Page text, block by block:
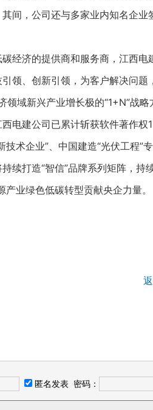
间，公司还与多家业内知名企
济的提供商和服务商，江西电
领、创新引领，为客户解决问题
领域新兴产业增长极的“1+N”战
建公司已累计斩获软件著作权
技术企业”、中国建造“光伏工程
续打造“智信”品牌系列矩阵，持
产业绿色低碳转型贡献央企力量
匿名发表 密码：